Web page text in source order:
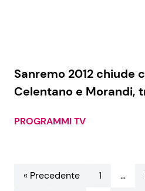
Sanremo 2012 chiude
Celentano e Morandi,
PROGRAMMI TV
« Precedente 1 …